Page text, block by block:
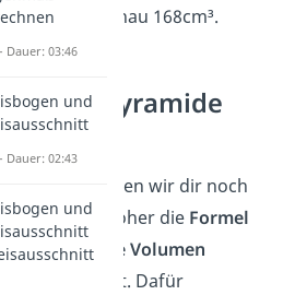
von genau 168cm³.
Pyramide
Schluss wollen wir dir noch
erklären, woher die Formel
dasPyramide Volumen
kommt. Dafür
Dauer: 03:46
und
Dauer: 02:43
und